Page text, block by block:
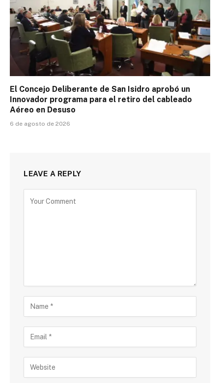
El Concejo Deliberante de San Isidro aprobó un
Innovador programa para el retiro del cableado
Aéreo en Desuso
6 de agosto de 2026
LEAVE A REPLY